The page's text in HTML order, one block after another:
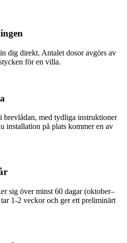
dig direkt. Antalet dosor avgörs av
för en villa.
brevlådan, med tydliga instruktioner
installation på plats kommer en av
sig över minst 60 dagar (oktober–
1-2 veckor och ger ett preliminärt